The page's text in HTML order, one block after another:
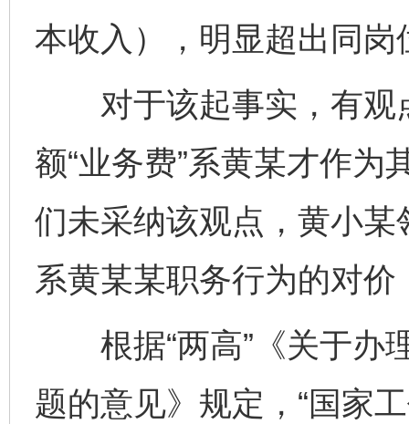
本收入），明显超出同
对于该起事实，有观
额“业务费”系黄某才作为
们未采纳该观点，黄小某
系黄某某职务行为的对
根据“两高”《关于办
题的意见》规定，“国家